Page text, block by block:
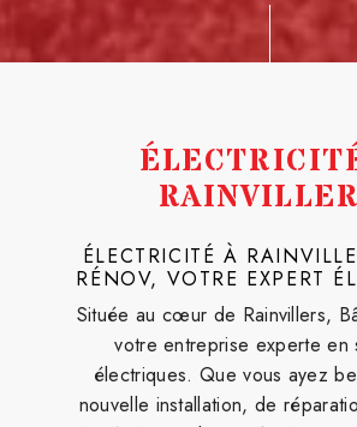
ÉLECTRICITÉ À
RÉNOV, VOTRE EXPERT
Située au cœur de Rainvillers,
votre entreprise experte en
électriques. Que vous ayez
nouvelle installation, de